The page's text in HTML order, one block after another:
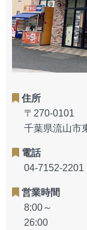
住所
〒270-0101
千葉県流山市
電話
04-7152-2201
営業時間
8:00～